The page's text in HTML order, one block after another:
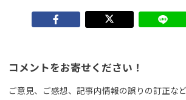
コメントをお寄せください！
ご意見、ご感想、記事内情報の誤りの訂正な